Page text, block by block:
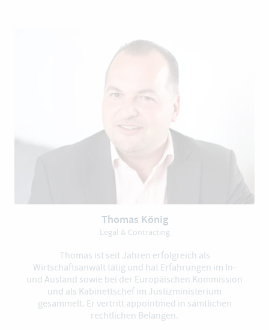
Thomas König
Legal & Contracting
Thomas ist seit Jahren erfolgreich als
Wirtschaftsanwalt tätig und hat Erfahrungen im In-
und Ausland sowie bei der Europäischen Kommission
und als Kabinettschef im Justizministerium
gesammelt. Er vertritt appointmed in sämtlichen
rechtlichen Belangen.